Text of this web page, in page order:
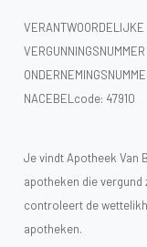
NACEBELcode: 47910
Je vindt Apotheek Van
apotheken die vergund
controleert de
apotheken.